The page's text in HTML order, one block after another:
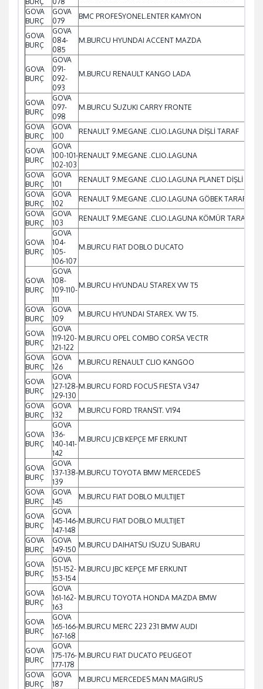
GOVA
BURÇ
GOVA
079
BMC PROFESYONEL.ENTER KAMYON
GOVA
BURÇ
GOVA
084-
085
M.BURCU HYUNDAI ACCENT MAZDA
GOVA
BURÇ
GOVA
091-
092-
093
M.BURCU RENAULT KANGO LADA
GOVA
BURÇ
GOVA
097-
098
M.BURCU SUZUKI CARRY FRONTE
GOVA
BURÇ
GOVA
100
RENAULT 9.MEGANE .CLIO.LAGUNA DİŞLİ TARAF
GOVA
BURÇ
GOVA
100-101-
102-103
RENAULT 9.MEGANE .CLIO.LAGUNA
GOVA
BURÇ
GOVA
101
RENAULT 9.MEGANE .CLIO.LAGUNA PLANET DİŞLİ
GOVA
BURÇ
GOVA
102
RENAULT 9.MEGANE .CLIO.LAGUNA GÖBEK TARAF
GOVA
BURÇ
GOVA
103
RENAULT 9.MEGANE .CLIO.LAGUNA KÖMÜR TARAF ŞPK
GOVA
BURÇ
GOVA
104-
105-
106-107
M.BURCU FIAT DOBLO DUCATO
GOVA
BURÇ
GOVA
108-
109-110-
111
M.BURCU HYUNDAU STAREX VW T5
GOVA
BURÇ
GOVA
109
M.BURCU HYUNDAI STAREX. VW T5.
GOVA
BURÇ
GOVA
119-120-
121-122
M.BURCU OPEL COMBO CORSA VECTR
GOVA
BURÇ
GOVA
126
M.BURCU RENAULT CLIO KANGOO
GOVA
BURÇ
GOVA
127-128-
129-130
M.BURCU FORD FOCUS FIESTA V347
GOVA
BURÇ
GOVA
132
M.BURCU FORD TRANSIT. V194
GOVA
BURÇ
GOVA
136-
140-141-
142
M.BURCU JCB KEPÇE MF ERKUNT
GOVA
BURÇ
GOVA
137-138-
139
M.BURCU TOYOTA BMW MERCEDES
GOVA
BURÇ
GOVA
145
M.BURCU FIAT DOBLO MULTIJET
GOVA
BURÇ
GOVA
145-146-
147-148
M.BURCU FIAT DOBLO MULTIJET
GOVA
BURÇ
GOVA
149-150
M.BURCU DAIHATSU ISUZU SUBARU
GOVA
BURÇ
GOVA
151-152-
153-154
M.BURCU JBC KEPÇE MF ERKUNT
GOVA
BURÇ
GOVA
161-162-
163
M.BURCU TOYOTA HONDA MAZDA BMW
GOVA
BURÇ
GOVA
165-166-
167-168
M.BURCU MERC 223 231 BMW AUDI
GOVA
BURÇ
GOVA
175-176-
177-178
M.BURCU FIAT DUCATO PEUGEOT
GOVA
BURÇ
GOVA
187
M.BURCU MERCEDES MAN MAGIRUS